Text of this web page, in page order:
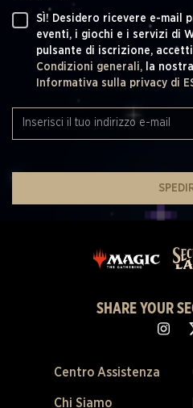
SÌ! Desidero ricevere e-mail
eventi, i giochi e i servizi di
pulsante di iscrizione,
Condizioni generali,
la nostra
Informativa sulla privacy di
SHARE YOUR
Centro Assistenza
Chi Siamo